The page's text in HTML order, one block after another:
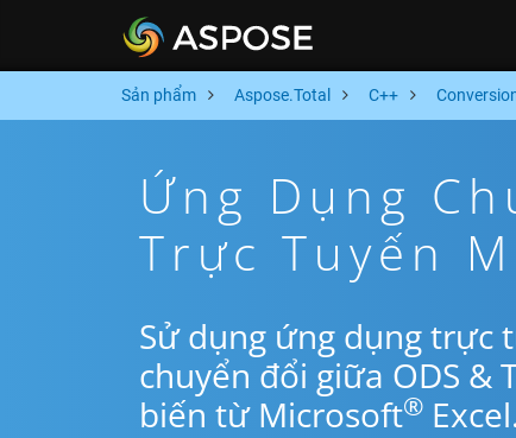
Sản phẩm Aspose.Total C++
Ứng Dụng
Trực Tuyến
Sử dụng ứng dụng trực
chuyển đổi giữa ODS &
biến từ Microsoft®